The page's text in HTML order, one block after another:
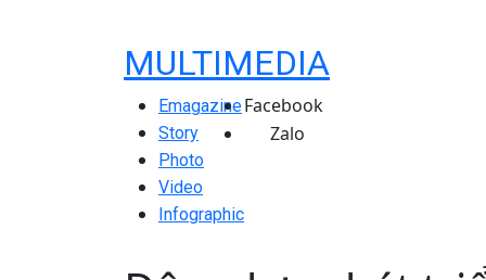
MULTIMEDIA
Emagazine
Story
Photo
Video
Infographic
Facebook
Zalo